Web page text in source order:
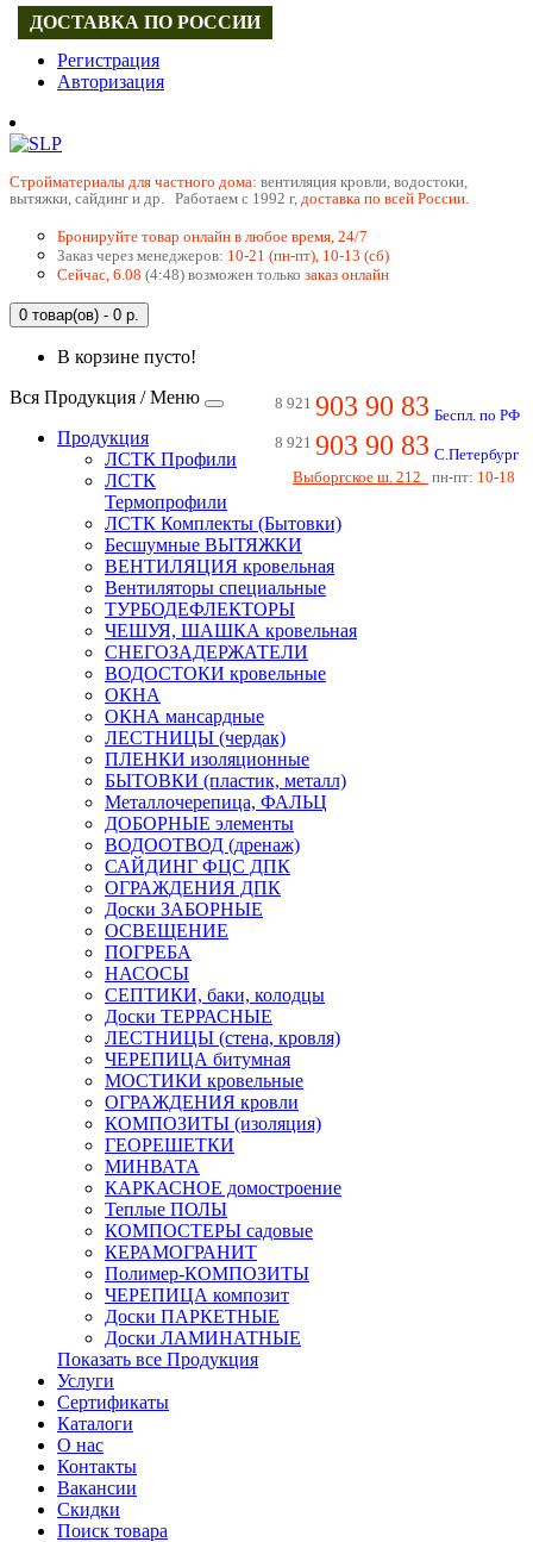
Регистрация
Авторизация
Cтройматериалы для частного дома: вентиляция кровли, водостоки,
вытяжки, сайдинг и др. Работаем с 1992 г, доставка по всей России.
Бронируйте товар онлайн в любое время, 24/7
Заказ через менеджеров: 10-21 (пн-пт), 10-13 (сб)
Сейчас, 6.08 (4:48) возможен только заказ онлайн
0 товар(ов) - 0 р.
В корзине пусто!
8 921 903 90 83 Беспл. по РФ
8 921 903 90 83 С.Петербург
Выборгское ш. 212
пн-пт: 10-18
Вся Продукция / Меню
Продукция
ЛСТК Профили
ЛСТК
Термопрофили
ЛСТК Комплекты (Бытовки)
Бесшумные ВЫТЯЖКИ
ВЕНТИЛЯЦИЯ кровельная
Вентиляторы специальные
ТУРБОДЕФЛЕКТОРЫ
ЧЕШУЯ, ШАШКА кровельная
СНЕГОЗАДЕРЖАТЕЛИ
ВОДОСТОКИ кровельные
ОКНА
ОКНА мансардные
ЛЕСТНИЦЫ (чердак)
ПЛЕНКИ изоляционные
БЫТОВКИ (пластик, металл)
Металлочерепица, ФАЛЬЦ
ДОБОРНЫЕ элементы
ВОДООТВОД (дренаж)
САЙДИНГ ФЦС ДПК
ОГРАЖДЕНИЯ ДПК
Доски ЗАБОРНЫЕ
ОСВЕЩЕНИЕ
ПОГРЕБА
НАСОСЫ
СЕПТИКИ, баки, колодцы
Доски ТЕРРАСНЫЕ
ЛЕСТНИЦЫ (стена, кровля)
ЧЕРЕПИЦА битумная
МОСТИКИ кровельные
ОГРАЖДЕНИЯ кровли
КОМПОЗИТЫ (изоляция)
ГЕОРЕШЕТКИ
МИНВАТА
КАРКАСНОЕ домостроение
Теплые ПОЛЫ
КОМПОСТЕРЫ садовые
КЕРАМОГРАНИТ
Полимер-КОМПОЗИТЫ
ЧЕРЕПИЦА композит
Доски ПАРКЕТНЫЕ
Доски ЛАМИНАТНЫЕ
Показать все Продукция
Услуги
Сертификаты
Каталоги
О нас
Контакты
Вакансии
Скидки
Поиск товара
ДОСТАВКА ПО РОССИИ